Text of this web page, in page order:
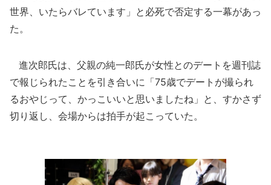
世界、いたらバレています」と必死で否定する一幕があっ
た。
進次郎氏は、父親の純一郎氏が女性とのデートを週刊誌
で報じられたことを引き合いに「75歳でデートが撮られ
るおやじって、かっこいいと思いましたね」と、すかさず
切り返し、会場からは拍手が起こっていた。